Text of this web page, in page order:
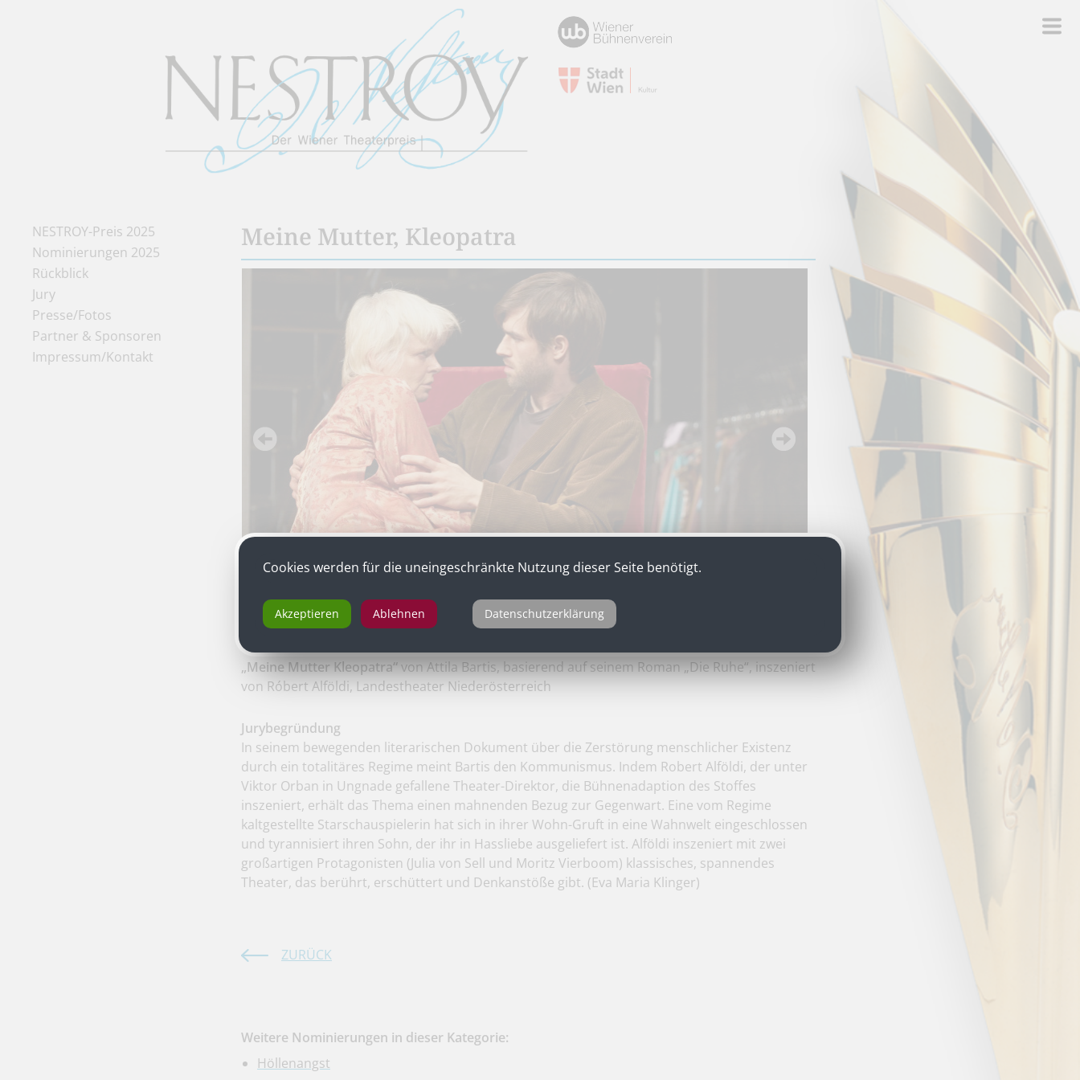
NESTROY-Preis 2025
Nominierungen 2025
Rückblick
Jury
Presse/Fotos
Partner & Sponsoren
Impressum/Kontakt
Meine Mutter, Kleopatra
„Meine Mutter Kleopatra“von Attila Bartis, basierend auf seinem Roman „Die Ruhe“, inszeniert
von Róbert Alföldi, Landestheater Niederösterreich
Jurybegründung
In seinem bewegenden literarischen Dokument über die Zerstörung menschlicher Existenz
durch ein totalitäres Regime meint Bartis den Kommunismus. Indem Robert Alföldi, der unter
Viktor Orban in Ungnade gefallene Theater-Direktor, die Bühnenadaption des Stoffes
inszeniert, erhält das Thema einen mahnenden Bezug zur Gegenwart. Eine vom Regime
kaltgestellte Starschauspielerin hat sich in ihrer Wohn-Gruft in eine Wahnwelt eingeschlossen
und tyrannisiert ihren Sohn, der ihr in Hassliebe ausgeliefert ist. Alföldi inszeniert mit zwei
großartigen Protagonisten (Julia von Sell und Moritz Vierboom) klassisches, spannendes
Theater, das berührt, erschüttert und Denkanstöße gibt. (Eva Maria Klinger)
ZURÜCK
Weitere Nominierungen in dieser Kategorie:
Höllenangst
Cookies werden für die uneingeschränkte Nutzung dieser Seite benötigt.
Akzeptieren Ablehnen Datenschutzerklärung